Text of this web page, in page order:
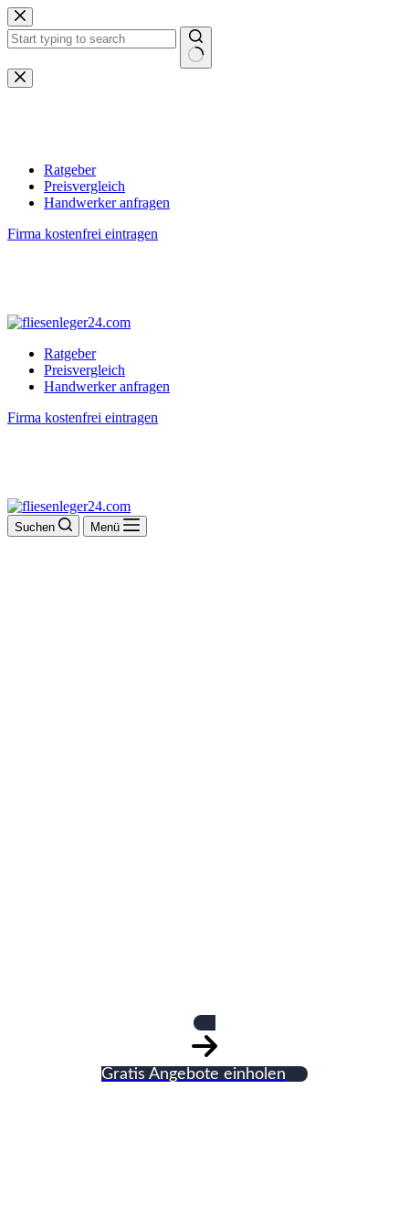
Zum
Inhalt
springen
Keine
Ergebnisse
Ratgeber
Preisvergleich
Handwerker anfragen
Firma kostenfrei eintragen
Ratgeber
Preisvergleich
Handwerker anfragen
Firma kostenfrei eintragen
Suchen Menü
Gratis Angebote einholen